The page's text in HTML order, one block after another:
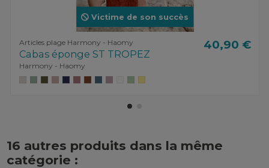
Victime de son succès
Articles plage Harmony - Haomy
Cabas éponge ST TROPEZ
Harmony - Haomy
40,90 €
16 autres produits dans la même
catégorie :